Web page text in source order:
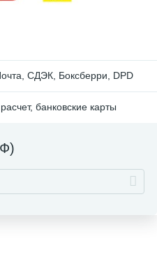
СДЭК, Боксберри, DPD
банковские карты